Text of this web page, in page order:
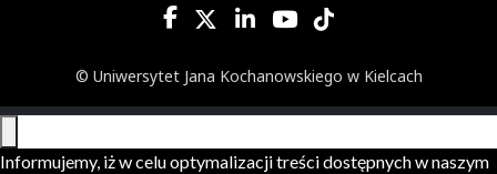
© Uniwersytet Jana Kochanowskiego w Kielcach
Informujemy, iż w celu optymalizacji treści dostępnych w naszym